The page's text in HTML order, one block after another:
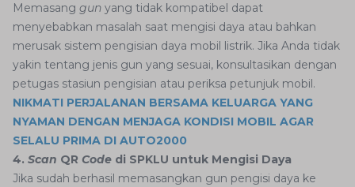
Memasang gun yang tidak kompatibel dapat
menyebabkan masalah saat mengisi daya atau bahkan
merusak sistem pengisian daya mobil listrik. Jika Anda tidak
yakin tentang jenis gun yang sesuai, konsultasikan dengan
petugas stasiun pengisian atau periksa petunjuk mobil.
NIKMATI PERJALANAN BERSAMA KELUARGA YANG
NYAMAN DENGAN MENJAGA KONDISI MOBIL AGAR
SELALU PRIMA DI AUTO2000
4. Scan QR Code di SPKLU untuk Mengisi Daya
Jika sudah berhasil memasangkan gun pengisi daya ke